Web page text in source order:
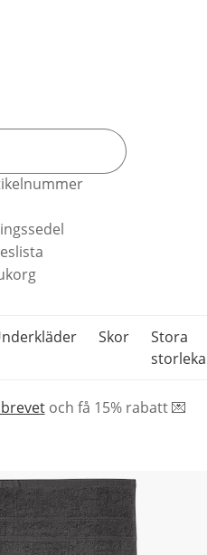
Skor
Stora
och få 15% rabatt 💌